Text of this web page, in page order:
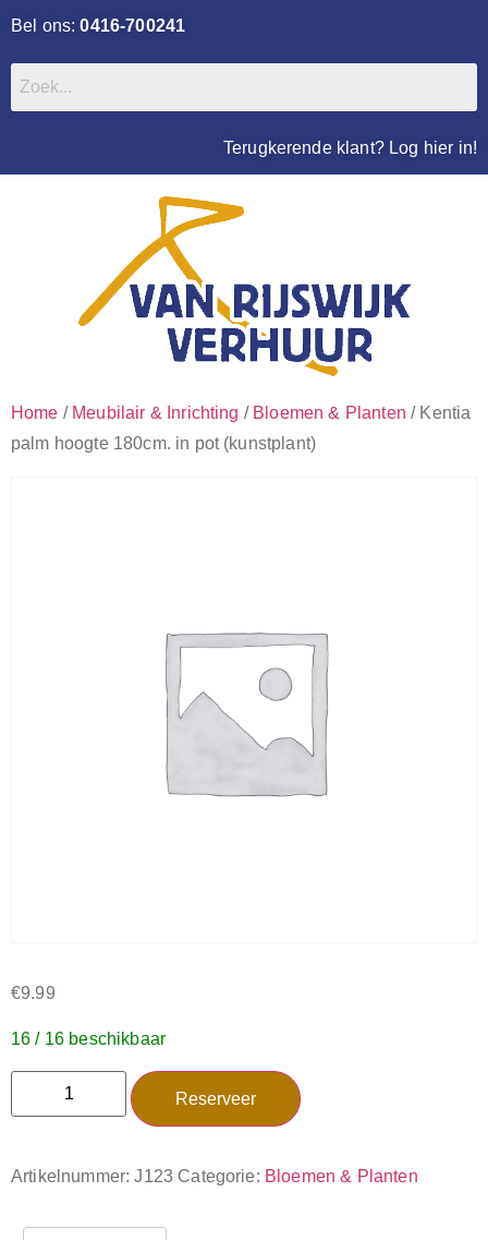
Bel ons:0416-700241
Terugkerende klant? Log hier in!
Home / Meubilair & Inrichting / Bloemen & Planten / Kentia
palm hoogte 180cm. in pot (kunstplant)
€9.99
16 / 16 beschikbaar
Reserveer
Artikelnummer:J123 Categorie: Bloemen & Planten